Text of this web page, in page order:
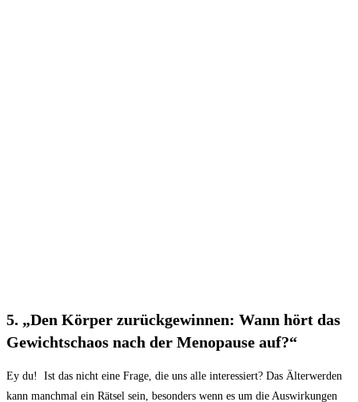
5. „Den Körper zurückgewinnen: Wann hört das
Gewichtschaos nach der Menopause auf?“
Ey du! ‍ Ist⁤ das nicht eine Frage, die uns⁢ alle ‌interessiert? Das⁣ Älterwerden
kann manchmal ein Rätsel sein,‍ besonders wenn es um ‍die⁤ Auswirkungen